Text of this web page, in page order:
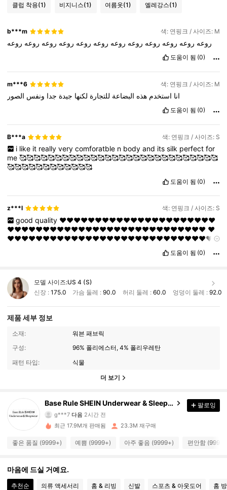
클럽 착용(1) 비지니스(1) 여름옷(1) 엘레강스(1)
b***m 색: 연핑크 / 사이즈: M
روعه روعه روعه روعه روعه روعه روعه روعه روعه روعه روعه روعه
도움이 됨 (0)
m***6 색: 연핑크 / 사이즈: M
انا استخدم هذه البضاعة للتجارة لكنها جيدة جدا ونفس الصور
도움이 됨 (0)
B***a 색: 연핑크 / 사이즈: S
i like it really very comforatble n body and its silk perfect for
me🥰🥰🥰🥰🥰🥰🥰🥰🥰🥰🥰🥰🥰🥰🥰🥰🥰🥰🥰🥰🥰🥰🥰🥰🥰🥰🥰🥰
🥰🥰🥰🥰🥰🥰🥰🥰🥰🥰🥰🥰
도움이 됨 (0)
z***l 색: 연핑크 / 사이즈: S
good quality ❤️❤️❤️❤️❤️❤️❤️❤️❤️❤️❤️❤️❤️❤️❤️❤️❤️❤️❤️❤️❤️❤️
❤️❤️❤️❤️❤️❤️❤️❤️❤️❤️❤️❤️❤️❤️❤️❤️❤️❤️❤️❤️❤️❤️❤️❤️❤️❤️❤️❤️ ❤️
❤️❤️❤️❤️❤️❤️❤️❤️❤️❤️❤️❤️❤️❤️❤️❤️❤️❤️❤️❤️❤️❤️❤️❤️❤️❤️❤️❤️❤️
도움이 됨 (0)
모델 사이즈:US 4 (S)
신장 : 175.0 가슴 둘레 :90.0 허리 둘레 : 60.0 엉덩이 둘레 : 92.0
제품 세부 정보
소재:
워븐 패브릭
구성:
96% 폴리에스터, 4% 폴리우레탄
패턴 타입:
식물
더 보기
Base Rule SHEIN Underwear & Sleepwear
g***7다음2시간 전
d***s 가 탐색 중입니다
4.93
1.1M 팔로워
4.93 1.1M 팔로워
팔로잉
최근 17.9M개 판매됨 23.3M 재구매
좋은 품질 (9999+) 예쁨 (9999+) 아주 좋음 (9999+) 편안함
마음에 드실 거예요.
추천순 의류 액세서리 홈 & 리빙 신발 스포츠 & 아웃도어 홈